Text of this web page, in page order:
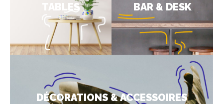
TABLES BAR & DESK
DÉCORATIONS & ACCESSOIRES